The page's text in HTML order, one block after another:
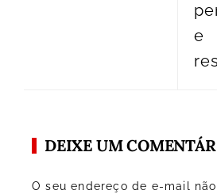
e
DEIXE UM
O seu endereço de e-mail